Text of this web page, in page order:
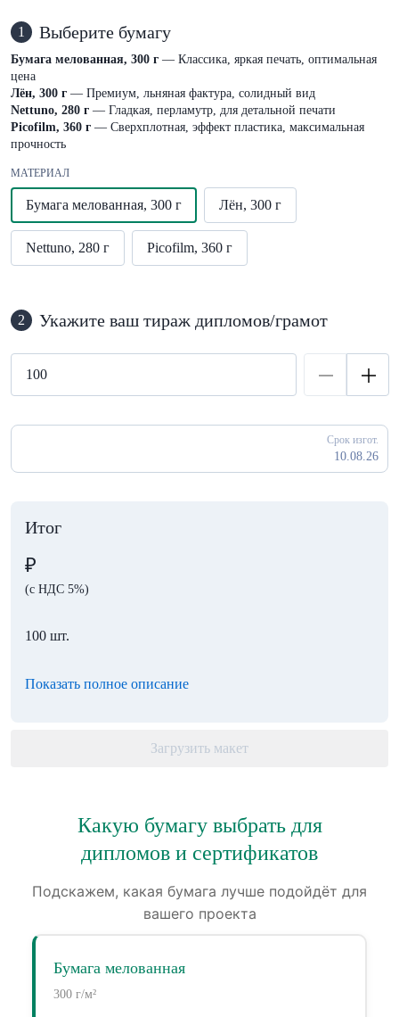
1 Выберите бумагу
Бумага мелованная, 300 г — Классика, яркая печать, оптимальная
цена
Лён, 300 г — Премиум, льняная фактура, солидный вид
Nettuno, 280 г — Гладкая, перламутр, для детальной печати
Picofilm, 360 г — Сверхплотная, эффект пластика, максимальная
прочность
МАТЕРИАЛ
Бумага мелованная, 300 г Лён, 300 г
Nettuno, 280 г Picofilm, 360 г
2 Укажите ваш тираж дипломов/грамот
Срок изгот.
10.08.26
Итог
₽
(с НДС 5%)
100 шт.
Показать полное описание
Загрузить макет
Какую бумагу выбрать для
дипломов и сертификатов
Подскажем, какая бумага лучше подойдёт для
вашего проекта
Бумага мелованная
300 г/м²